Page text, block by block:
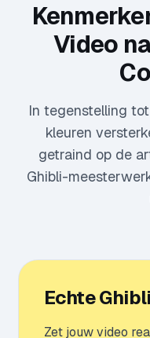
Video
In tegenstelling
kleuren
getraind op de
Ghibli-
Echte
Zet jouw video